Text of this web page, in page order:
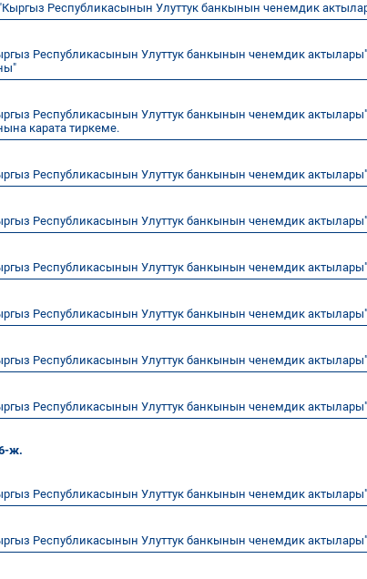
Республикасынын Улуттук банкынын ченемдик
Республикасынын Улуттук банкынын ченемдик
Республикасынын Улуттук банкынын ченемдик
карата тиркеме.
Республикасынын Улуттук банкынын ченемдик
Республикасынын Улуттук банкынын ченемдик
Республикасынын Улуттук банкынын ченемдик
Республикасынын Улуттук банкынын ченемдик
Республикасынын Улуттук банкынын ченемдик
Республикасынын Улуттук банкынын ченемдик
ж.
Республикасынын Улуттук банкынын ченемдик
Республикасынын Улуттук банкынын ченемдик